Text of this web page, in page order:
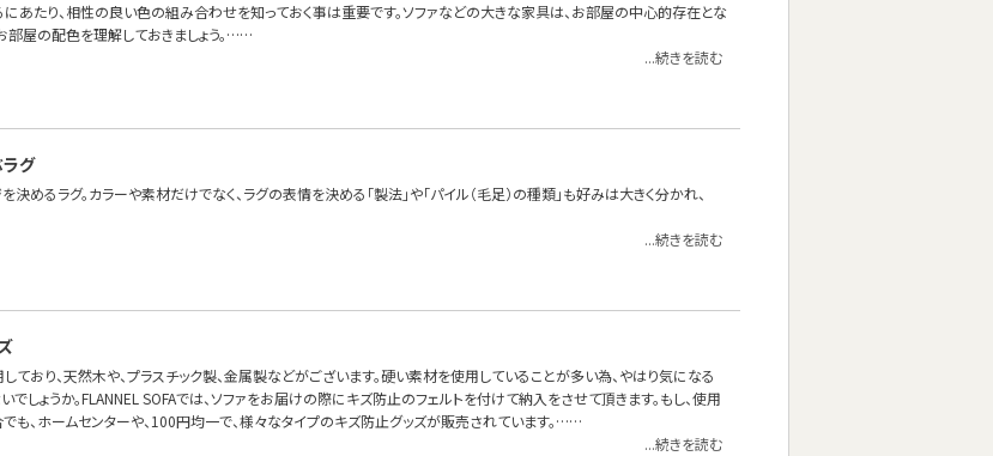
あたり、相性の良い色の組み合わせを知っておく事は重要です。ソファなどの大きな家具は、お部屋の中心的存在とな
部屋の配色を理解しておきましょう。……
...続きを読む
グ
決めるラグ。カラーや素材だけでなく、ラグの表情を決める「製法」や「パイル（毛足）の種類」も好みは大きく分かれ、
...続きを読む
ており、天然木や、プラスチック製、金属製などがございます。硬い素材を使用していることが多い為、やはり気になる
しょうか。FLANNEL SOFAでは、ソファをお届けの際にキズ防止のフェルトを付けて納入をさせて頂きます。もし、使用
も、ホームセンターや、100円均一で、様々なタイプのキズ防止グッズが販売されています。……
...続きを読む